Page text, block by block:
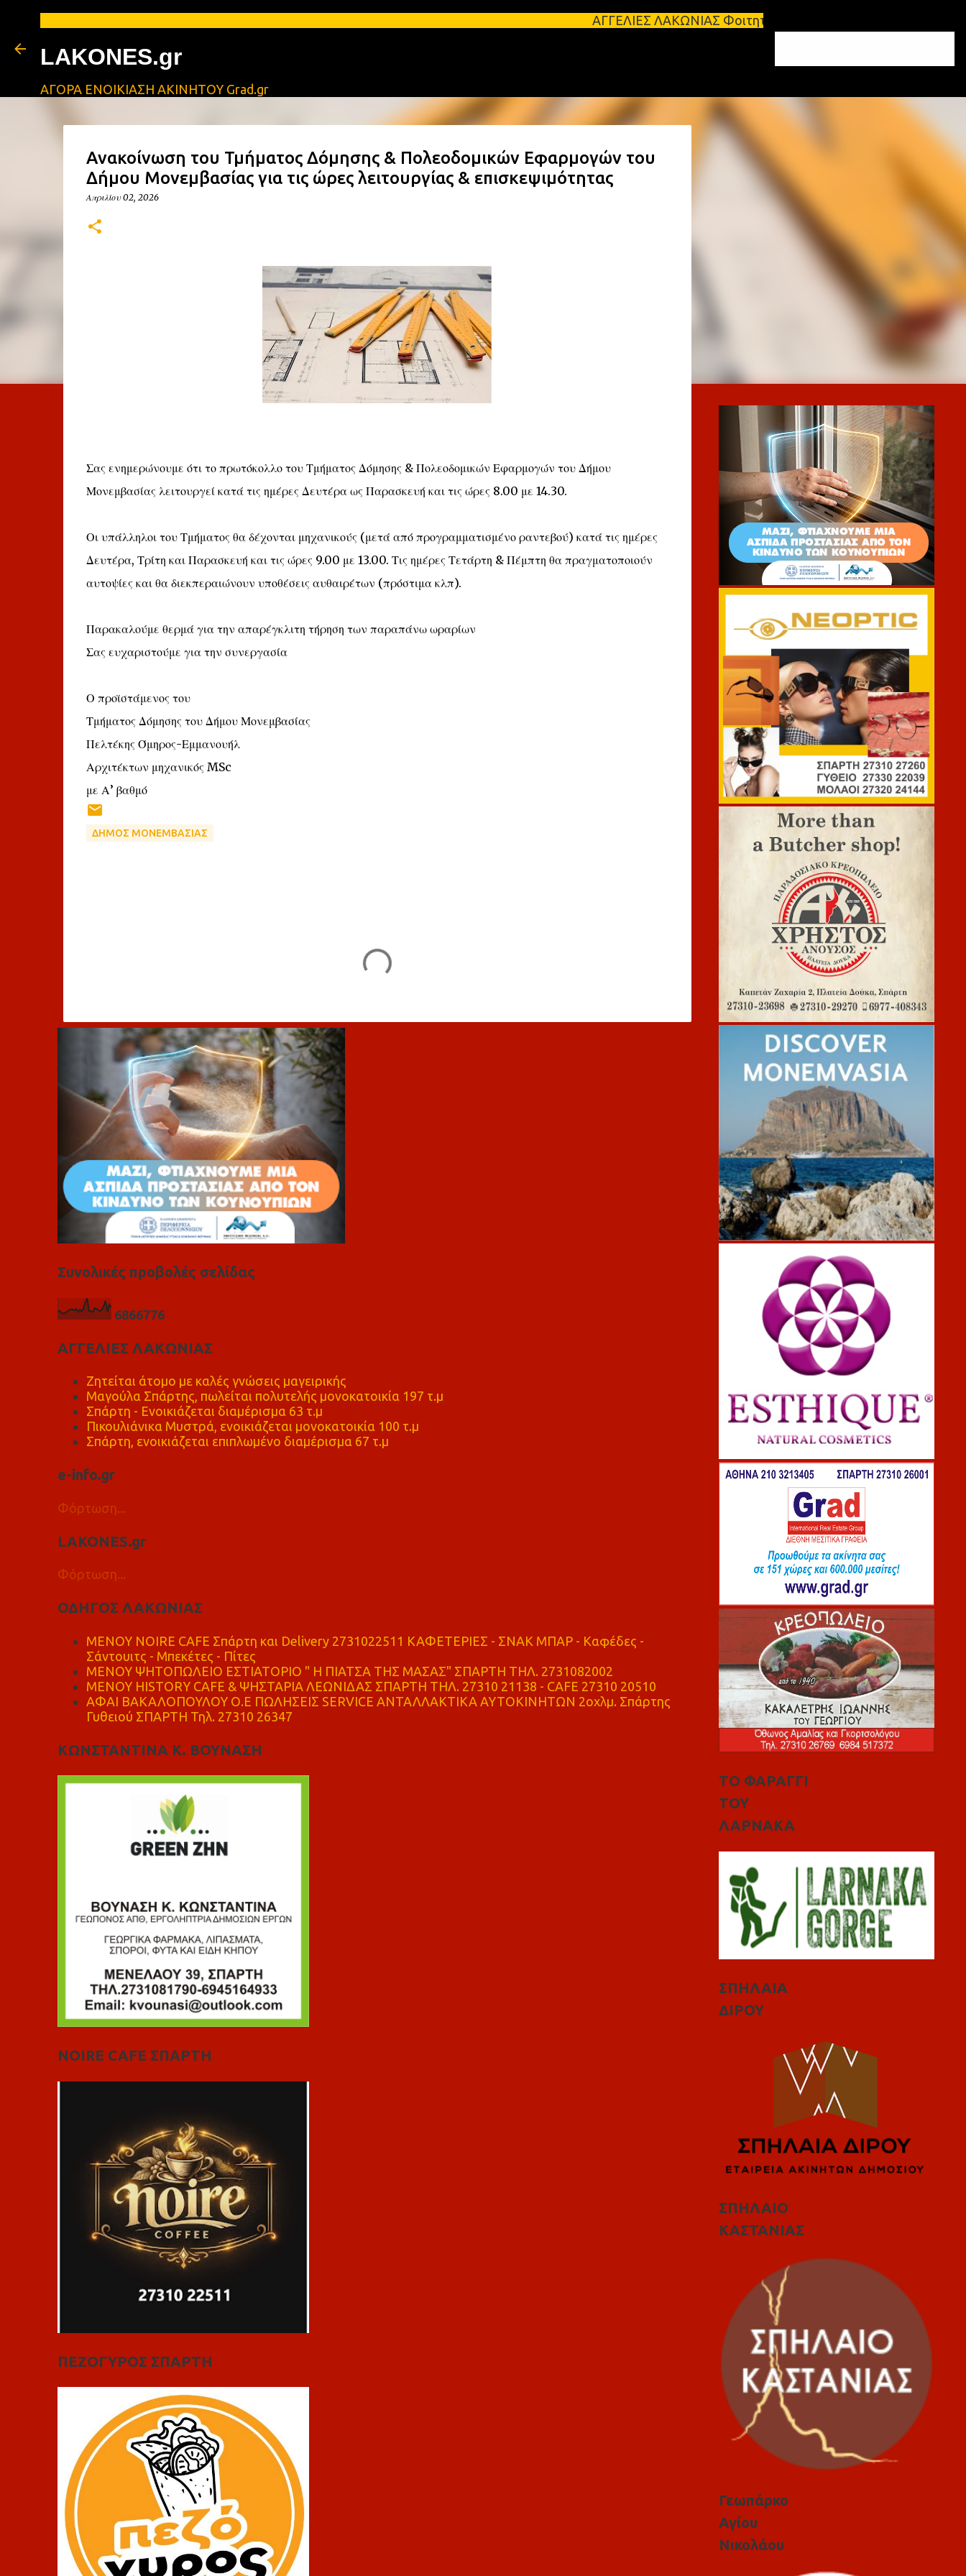
ΑΓΓΕΛΙΕΣ ΛΑΚΩΝΙΑΣ Φοιτητικά σπίτια προς ενοικίαση στη Σπάρτη
LAKONES.gr
ΑΓΟΡΑ ΕΝΟΙΚΙΑΣΗ ΑΚΙΝΗΤΟΥ Grad.gr
Ανακοίνωση του Τμήματος Δόμησης & Πολεοδομικών Εφαρμογών του
Δήμου Μονεμβασίας για τις ώρες λειτουργίας & επισκεψιμότητας
Απριλίου 02, 2026
Σας ενημερώνουμε ότι το πρωτόκολλο του Τμήματος Δόμησης & Πολεοδομικών Εφαρμογών του Δήμου
Μονεμβασίας λειτουργεί κατά τις ημέρες Δευτέρα ως Παρασκευή και τις ώρες 8.00 με 14.30.
Οι υπάλληλοι του Τμήματος θα δέχονται μηχανικούς (μετά από προγραμματισμένο ραντεβού) κατά τις ημέρες
Δευτέρα, Τρίτη και Παρασκευή και τις ώρες 9.00 με 13.00. Τις ημέρες Τετάρτη & Πέμπτη θα πραγματοποιούν
αυτοψίες και θα διεκπεραιώνουν υποθέσεις αυθαιρέτων (πρόστιμα κλπ).
Παρακαλούμε θερμά για την απαρέγκλιτη τήρηση των παραπάνω ωραρίων
Σας ευχαριστούμε για την συνεργασία
Ο προϊστάμενος του
Τμήματος Δόμησης του Δήμου Μονεμβασίας
Πελτέκης Όμηρος-Εμμανουήλ
Αρχιτέκτων μηχανικός MSc
με Α’ βαθμό
ΔΗΜΟΣ ΜΟΝΕΜΒΑΣΙΑΣ
λ
Συνολικές προβολές σελίδας
6866776
ΑΓΓΕΛΙΕΣ ΛΑΚΩΝΙΑΣ
Ζητείται άτομο με καλές γνώσεις μαγειρικής
Μαγούλα Σπάρτης, πωλείται πολυτελής μονοκατοικία 197 τ.μ
Σπάρτη - Ενοικιάζεται διαμέρισμα 63 τ.μ
Πικουλιάνικα Μυστρά, ενοικιάζεται μονοκατοικία 100 τ.μ
Σπάρτη, ενοικιάζεται επιπλωμένο διαμέρισμα 67 τ.μ
e-info.gr
Φόρτωση...
LAKONES.gr
Φόρτωση...
ΟΔΗΓΟΣ ΛΑΚΩΝΙΑΣ
MENOY NOIRE CAFE Σπάρτη και Delivery 2731022511 ΚΑΦΕΤΕΡΙΕΣ - ΣΝΑΚ ΜΠΑΡ - Καφέδες -
Σάντουιτς - Μπεκέτες - Πίτες
ΜΕΝΟΥ ΨΗΤΟΠΩΛΕΙΟ ΕΣΤΙΑΤΟΡΙΟ " Η ΠΙΑΤΣΑ ΤΗΣ ΜΑΣΑΣ" ΣΠΑΡΤΗ ΤΗΛ. 2731082002
ΜΕΝΟΥ HISTORY CAFE & ΨΗΣΤΑΡΙΑ ΛΕΩΝΙΔΑΣ ΣΠΑΡΤΗ ΤΗΛ. 27310 21138 - CAFE 27310 20510
ΑΦΑΙ ΒΑΚΑΛΟΠΟΥΛΟΥ Ο.Ε ΠΩΛΗΣΕΙΣ SERVICE ΑΝΤΑΛΛΑΚΤΙΚΑ ΑΥΤΟΚΙΝΗΤΩΝ 2οχλμ. Σπάρτης
Γυθειού ΣΠΑΡΤΗ Τηλ. 27310 26347
ΚΩΝΣΤΑΝΤΙΝΑ Κ. ΒΟΥΝΑΣΗ
NOIRE CAFE ΣΠΑΡΤΗ
ΠΕΖΟΓΥΡΟΣ ΣΠΑΡΤΗ
ΤΟ ΦΑΡΑΓΓΙ
ΤΟΥ
ΛΑΡΝΑΚΑ
ΣΠΗΛΑΙΑ
ΔΙΡΟΥ
ΣΠΗΛΑΙΟ
ΚΑΣΤΑΝΙΑΣ
Γεωπάρκο
Αγίου
Νικολάου